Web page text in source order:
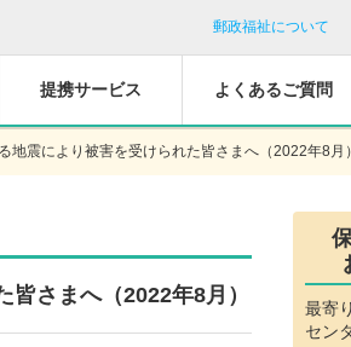
郵政福祉について
提携サービス よくあるご質問
地震により被害を受けられた皆さまへ（2022年8月）
さまへ（2022年8月）
最寄
セン